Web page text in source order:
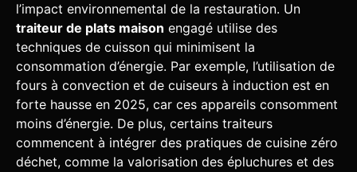
l’impact environnemental de la restauration. Un
traiteur de plats maison engagé utilise des
techniques de cuisson qui minimisent la
consommation d’énergie. Par exemple, l’utilisation de
fours à convection et de cuiseurs à induction est en
forte hausse en 2025, car ces appareils consomment
moins d’énergie. De plus, certains traiteurs
commencent à intégrer des pratiques de cuisine zéro
déchet, comme la valorisation des épluchures et des